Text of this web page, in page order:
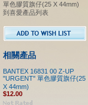
單色膠質旗仔(25 X 44mm)
到喜愛產品列表
相關產品
BANTEX 16831 00 Z-UP
"URGENT" 單色膠質旗仔(25
X 44mm)
$12.00